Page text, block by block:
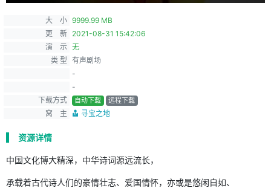
大 小 9999.99 MB
更 新 2021-08-31 15:42:06
演 示 无
类 型 有声剧场
-
-
下载方式
自动下载 远程下载
窝 主 寻宝之地
资源详情
中国文化博大精深，中华诗词源远流长，
承载着古代诗人们的豪情壮志、爱国情怀，亦或是悠闲自如、